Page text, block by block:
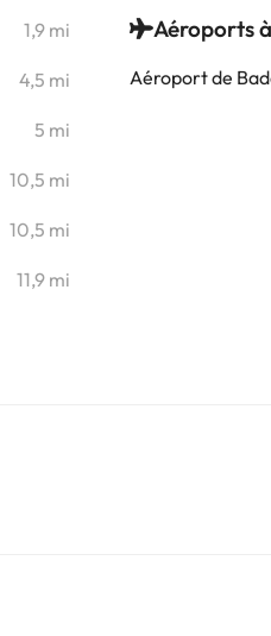
1,9 mi
4,5 mi
5 mi
10,5 mi
10,5 mi
11,9 mi
Aéroports
Aéroport de